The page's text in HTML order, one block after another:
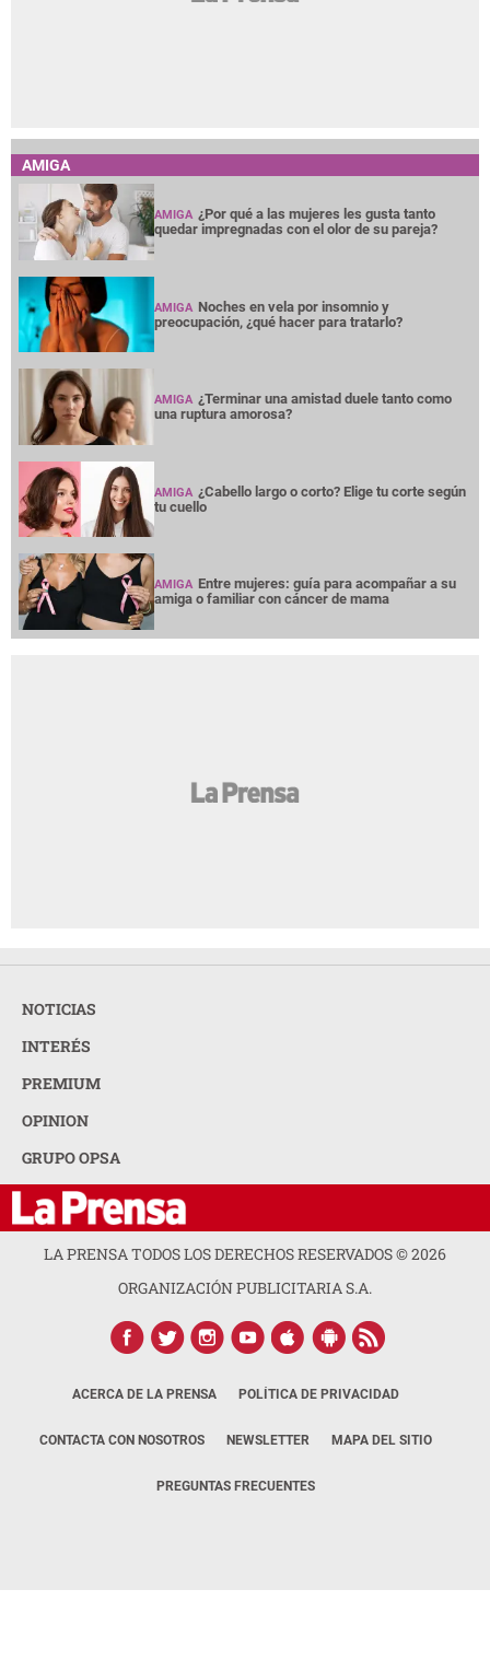
AMIGA
AMIGA ¿Por qué a las mujeres les gusta tanto
quedar impregnadas con el olor de su pareja?
AMIGA Noches en vela por insomnio y
preocupación, ¿qué hacer para tratarlo?
AMIGA ¿Terminar una amistad duele tanto como
una ruptura amorosa?
AMIGA ¿Cabello largo o corto? Elige tu corte según
tu cuello
AMIGA Entre mujeres: guía para acompañar a su
amiga o familiar con cáncer de mama
NOTICIAS
INTERÉS
PREMIUM
OPINION
GRUPO OPSA
LA PRENSA TODOS LOS DERECHOS RESERVADOS ©2026
ORGANIZACIÓN PUBLICITARIA S.A.
ACERCA DE LA PRENSA POLÍTICA DE PRIVACIDAD
CONTACTA CON NOSOTROS NEWSLETTER MAPA DEL SITIO
PREGUNTAS FRECUENTES